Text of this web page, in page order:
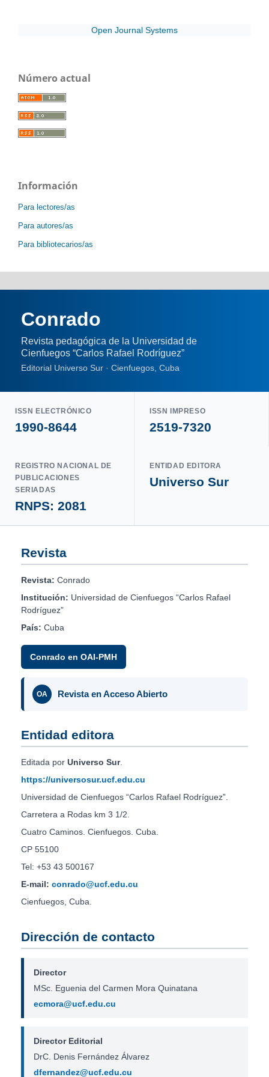
Open Journal Systems
Número actual
Información
Para lectores/as
Para autores/as
Para bibliotecarios/as
Conrado
Revista pedagógica de la Universidad de
Cienfuegos “Carlos Rafael Rodríguez”
Editorial Universo Sur · Cienfuegos, Cuba
ISSN ELECTRÓNICO
1990-8644
ISSN IMPRESO
2519-7320
REGISTRO NACIONAL DE
PUBLICACIONES
SERIADAS
RNPS: 2081
ENTIDAD EDITORA
Universo Sur
Revista
Revista: Conrado
Institución: Universidad de Cienfuegos “Carlos Rafael
Rodríguez”
País: Cuba
Conrado en OAI-PMH
OA Revista en Acceso Abierto
Entidad editora
Editada por Universo Sur.
https://universosur.ucf.edu.cu
Universidad de Cienfuegos “Carlos Rafael Rodríguez”.
Carretera a Rodas km 3 1/2.
Cuatro Caminos. Cienfuegos. Cuba.
CP 55100
Tel: +53 43 500167
E-mail: conrado@ucf.edu.cu
Cienfuegos, Cuba.
Dirección de contacto
Director
MSc. Eguenia del Carmen Mora Quinatana
ecmora@ucf.edu.cu
Director Editorial
DrC. Denis Fernández Álvarez
dfernandez@ucf.edu.cu